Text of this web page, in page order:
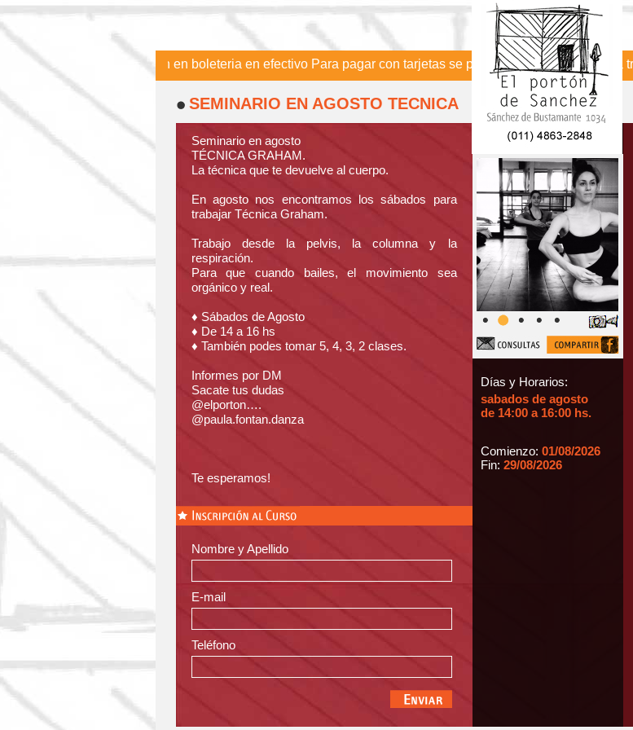
del Teatro y se pagan en boleteria en efectivo Para pagar con tarjetas se puede realizar la compra a
SEMINARIO EN AGOSTO TECNICA
GRAHAM
Seminario en agosto
TÉCNICA GRAHAM.
La técnica que te devuelve al cuerpo.
En agosto nos encontramos los sábados para
trabajar Técnica Graham.
Trabajo desde la pelvis, la columna y la
respiración.
Para que cuando bailes, el movimiento sea
orgánico y real.
♦️ Sábados de Agosto
♦️ De 14 a 16 hs
♦️ También podes tomar 5, 4, 3, 2 clases.
Informes por DM
Sacate tus dudas
@elporton….
@paula.fontan.danza
Te esperamos!
Nombre y Apellido
E-mail
Teléfono
Días y Horarios:
sabados de agosto
de 14:00 a 16:00 hs.
Comienzo: 01/08/2026
Fin: 29/08/2026